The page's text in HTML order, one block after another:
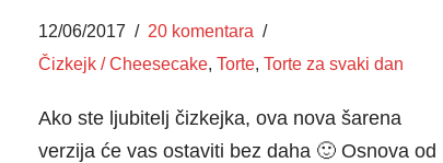
12/06/2017
20 komentara
Čizkejk / Cheesecake, Torte, Torte za svaki dan
Ako ste ljubitelj čizkejka, ova nova šarena
verzija će vas ostaviti bez daha 🙂 Osnova od